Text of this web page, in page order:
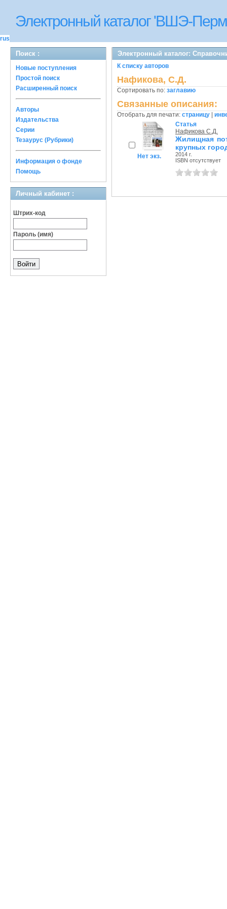
Электронный каталог 'ВШЭ-
rus
Поиск :
Новые поступления
Простой поиск
Расширенный поиск
Авторы
Издательства
Серии
Тезаурус (Рубрики)
Информация о фонде
Помощь
Личный кабинет :
Штрих-код
Пароль (имя)
Электронный каталог:
К списку авторов
Нафикова, С.Д.
Сортировать по: заглавию
Связанные описания:
Отобрать для печати: страницу
Нет экз.
Статья
Нафикова С.Д.
Жилищная
крупных
2014 г.
ISBN отсутствует